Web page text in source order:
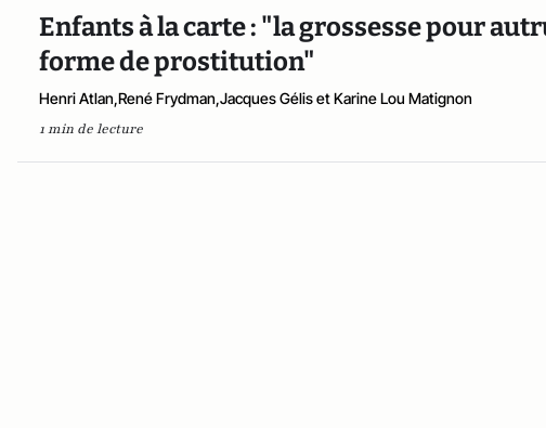
Enfants à la carte : "la grossesse pour
forme de prostitution"
Henri Atlan,René Frydman,Jacques Gélis et Karine Lou Matignon
1 min de lecture